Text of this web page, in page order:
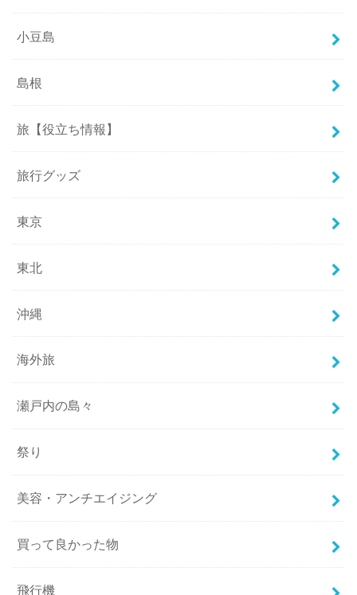
小豆島
島根
旅【役立ち情報】
旅行グッズ
東京
東北
沖縄
海外旅
瀬戸内の島々
祭り
美容・アンチエイジング
買って良かった物
飛行機